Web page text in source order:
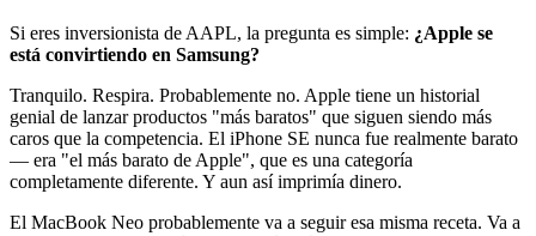
Si eres inversionista de AAPL, la pregunta es simple: ¿Apple se
está convirtiendo en Samsung?
Tranquilo. Respira. Probablemente no. Apple tiene un historial
genial de lanzar productos "más baratos" que siguen siendo más
caros que la competencia. El iPhone SE nunca fue realmente barato
— era "el más barato de Apple", que es una categoría
completamente diferente. Y aun así imprimía dinero.
El MacBook Neo probablemente va a seguir esa misma receta. Va a